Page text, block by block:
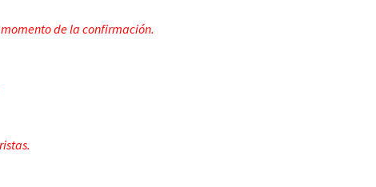
de la confirmación.